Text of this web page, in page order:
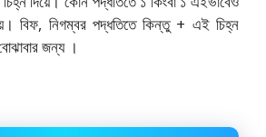
বিফ, নিগম্বর পদ্ধতিতে কিন্তু + এই চিহ্ন
জন্য ।